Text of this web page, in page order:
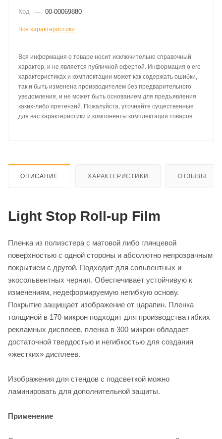
Код — 00-00069880
Все характеристики
Вся информация о товаре носит исключительно справочный
характер, и не является публичной офертой. Информация о его
характеристиках и комплектации может как содержать ошибки,
так и быть изменена производителем без предварительного
уведомления, и не может быть основанием для предъявления
каких-либо претензий. Пожалуйста, уточняйте существенные
для вас характеристики и компоненты комплектации товаров
ОПИСАНИЕ ХАРАКТЕРИСТИКИ ОТЗЫВЫ
Light Stop Roll-up Film
Пленка из полиэстера с матовой либо глянцевой
поверхностью с одной стороны и абсолютно непрозрачным
покрытием с другой. Подходит для сольвентных и
экосольвентных чернил. Обеспечивает устойчивую к
изменениям, недеформируемую негибкую основу.
Покрытие защищает изображение от царапин. Пленка
толщиной в 170 микрон подходит для производства гибких
рекламных дисплеев, пленка в 300 микрон обладает
достаточной твердостью и негибкостью для создания
«жестких» дисплеев.
Изображения для стендов с подсветкой можно
ламинировать для дополнительной защиты.
Применение